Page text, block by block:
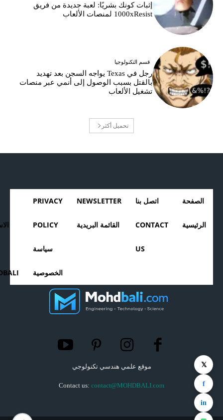
إثبات كونك بشريًا: لعبة جديدة من فريق
1000xResist لمنصات الألعاب
قسم التكنولوجيا
رجل في Texas يواجه السجن بعد تهديد
بالقتل بسبب الوصول إلى أنمي عبر منصات
تشغيل الألعاب
تحميل أكثر
الصفحة
الرئيسية
اتصل بنا
CONTACT
US
NEWSLETTER
القائمة البريدية
PRIVACY
POLICY
سياسة
الخصوصية
موقع علمي هندسي تكنولوجي
Contact us: contact@MOHDBALI.com
𝕏
f
in